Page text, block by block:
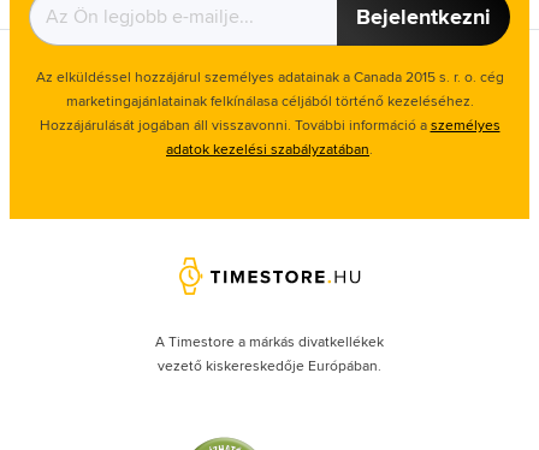
Bejelentkezni
Az elküldéssel hozzájárul személyes adatainak a Canada 2015 s. r. o. cég
marketingajánlatainak felkínálasa céljából történő kezeléséhez.
Hozzájárulását jogában áll visszavonni. További információ aszemélyes
adatok kezelési szabályzatában.
A Timestore a márkás divatkellékek
vezető kiskereskedője Európában.